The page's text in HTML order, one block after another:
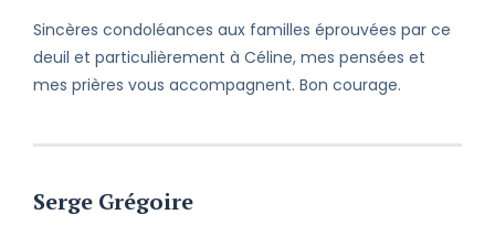
Sincères condoléances aux familles éprouvées par ce
deuil et particulièrement à Céline, mes pensées et
mes prières vous accompagnent. Bon courage.
Serge Grégoire